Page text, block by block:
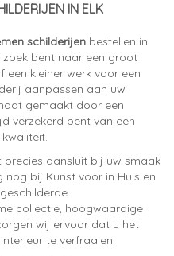
IN ELK
schilderijen bestellen in
bent naar een groot
een kleiner werk voor een
aanpassen aan uw
gemaakt door een
verzekerd bent van een
precies aansluit bij uw smaak
nog bij Kunst voor in Huis en
collectie, hoogwaardige
wij ervoor dat u het
te verfraaien.